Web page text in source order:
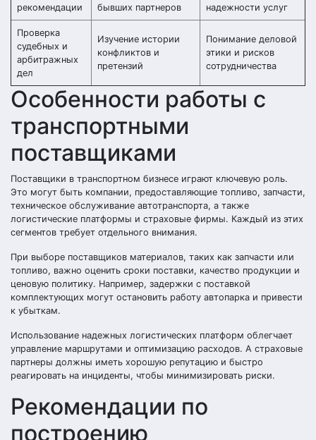
рекомендации
бывших партнеров
надежности услуг
Проверка
судебных и
арбитражных
дел
Изучение истории
конфликтов и
претензий
Понимание деловой
этики и рисков
сотрудничества
Особенности работы с
транспортными
поставщиками
Поставщики в транспортном бизнесе играют ключевую роль.
Это могут быть компании, предоставляющие топливо, запчасти,
техническое обслуживание автотранспорта, а также
логистические платформы и страховые фирмы. Каждый из этих
сегментов требует отдельного внимания.
При выборе поставщиков материалов, таких как запчасти или
топливо, важно оценить сроки поставки, качество продукции и
ценовую политику. Например, задержки с поставкой
комплектующих могут остановить работу автопарка и привести
к убыткам.
Использование надежных логистических платформ облегчает
управление маршрутами и оптимизацию расходов. А страховые
партнеры должны иметь хорошую репутацию и быстро
реагировать на инциденты, чтобы минимизировать риски.
Рекомендации по
построению